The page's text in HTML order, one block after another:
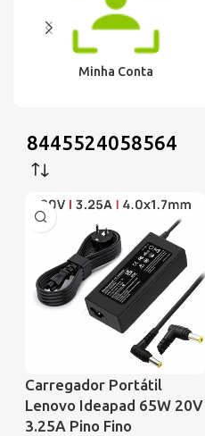
Minha Conta
8445524058564
Carregador Portátil
Lenovo Ideapad 65W 20V
3.25A Pino Fino